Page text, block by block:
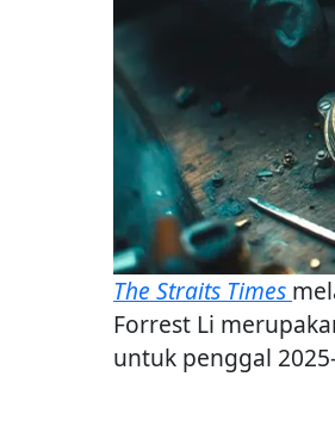
The Straits Times
Forrest Li
untuk penggal